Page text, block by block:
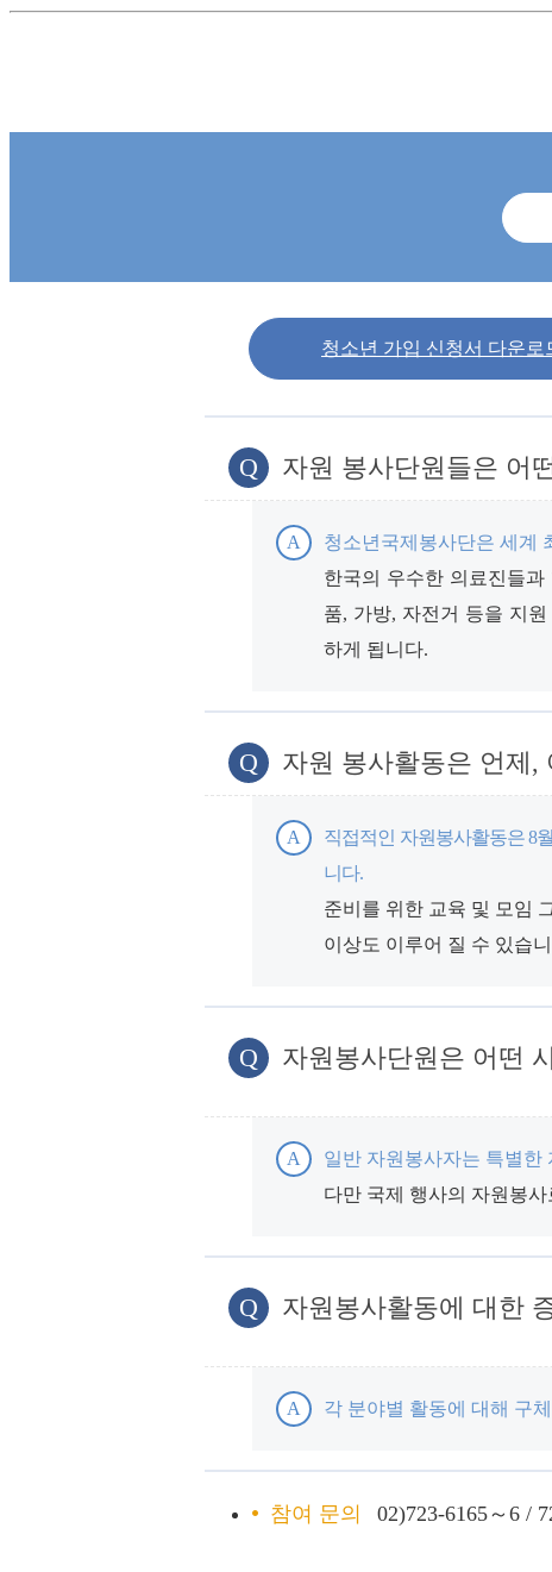
청소년 가입 신청서 다운로
Q 자원 봉사단원들은 어
A
청소년국제봉사단은 세계
한국의 우수한 의료진들
품, 가방, 자전거 등을 지
하게 됩니다.
Q 자원 봉사활동은 언제,
A
직접적인 자원봉사활동은 8
니다.
준비를 위한 교육 및 모임
이상도 이루어 질 수 있습
Q 자원봉사단원은 어떤
A
일반 자원봉사자는 특별한
다만 국제 행사의 자원봉
Q 자원봉사활동에 대한
A 각 분야별 활동에 대해 구
참여 문의 02)723-6165～6 /